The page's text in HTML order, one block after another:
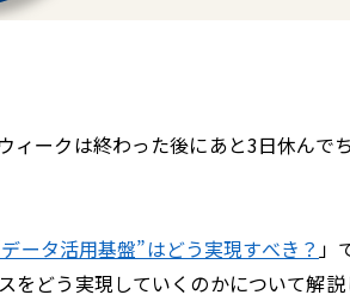
ィークは終わった後にあと3日休んで
ータ活用基盤”はどう実現すべき？」
をどう実現していくのかについて解